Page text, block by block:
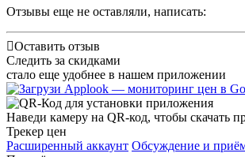
Отзывы еще не оставляли, написать:
Оставить отзыв
Следить за скидками
стало еще удобнее в нашем приложении
Наведи камеру на QR-код, чтобы скачать
Трекер цен
Расширенный аккаунт Обсуждение и